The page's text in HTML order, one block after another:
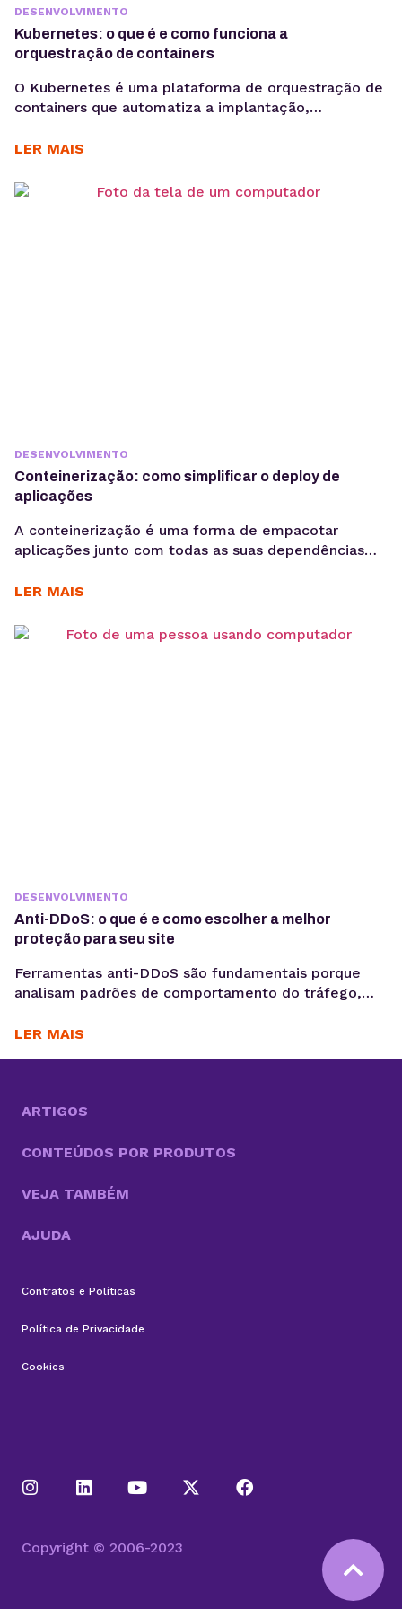
DESENVOLVIMENTO
Kubernetes: o que é e como funciona a
orquestração de containers
O Kubernetes é uma plataforma de orquestração de
containers que automatiza a implantação,
garante alta disponibilidade, balanceamento de
Kubernetes é uma das principais tecnologias
LER MAIS
DESENVOLVIMENTO
Conteinerização: como simplificar o deploy de
aplicações
A conteinerização é uma forma de empacotar
aplicações junto com todas as suas dependências
containers podem ser executados de maneira
computacionais, desde o computador de um
LER MAIS
DESENVOLVIMENTO
Anti-DDoS: o que é e como escolher a melhor
proteção para seu site
Ferramentas anti-DDoS são fundamentais porque
analisam padrões de comportamento do tráfego,
automatizadas de sobrecarga. Quando um
Plataformas digitais, e-commerces, aplicações SaaS
para manter operações,...
LER MAIS
ARTIGOS
CONTEÚDOS POR PRODUTOS
VEJA TAMBÉM
AJUDA
Contratos e Políticas
Política de Privacidade
Cookies
Copyright © 2006-2023